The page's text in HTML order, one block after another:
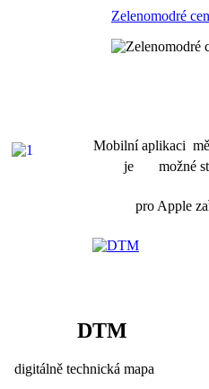
Zelenomodré
Mobilní aplikaci
je možné
pro Apple
DTM
digitálně technická mapa